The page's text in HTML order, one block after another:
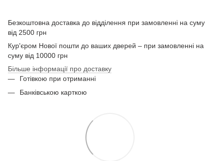
Безкоштовна доставка до відділення при замовленні на суму
від 2500 грн
Кур'єром Нової пошти до ваших дверей – при замовленні на
суму від 10000 грн
Більше інформації про доставку
Готівкою при отриманні
Банківською карткою